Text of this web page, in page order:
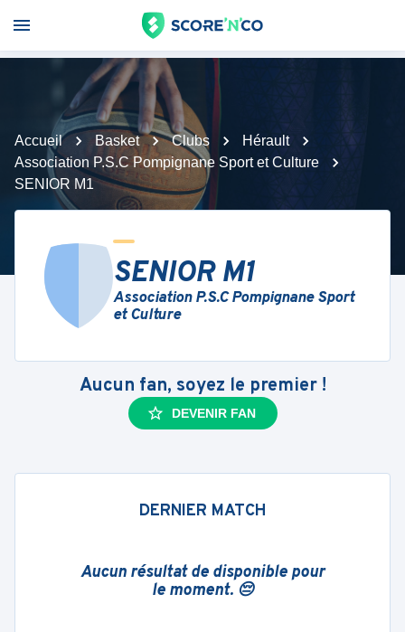
Accueil Basket Clubs
Hérault
Association P.S.C Pompignane Sport et Culture
SENIOR M1
SENIOR M1
Association P.S.C Pompignane Sport
et Culture
Aucun fan, soyez le premier !
DEVENIR FAN
DERNIER MATCH
Aucun résultat de disponible pour
le moment. 😔